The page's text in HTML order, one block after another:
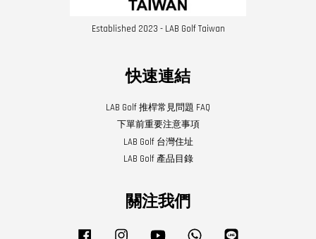
Established 2023 - LAB Golf Taiwan
快速連結
LAB Golf 推桿常見問題 FAQ
下單前重要注意事項
LAB Golf 台灣住址
LAB Golf 產品目錄
關注我們
Facebook Instagram YouTube Whatsapp